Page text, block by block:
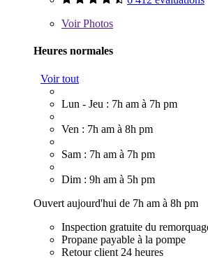
VoirPhotos
Heures normales
Voir tout
Lun - Jeu : 7h am à 7h pm
Ven : 7h am à 8h pm
Sam : 7h am à 7h pm
Dim : 9h am à 5h pm
Ouvert aujourd'hui de 7h am à 8h pm
Inspection gratuite du
Propane payable à la pompe
Retour client 24 heures